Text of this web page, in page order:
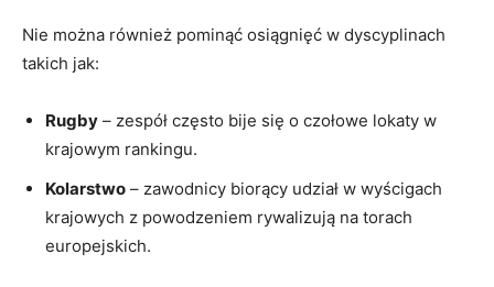
Nie można również pominąć osiągnięć w dyscyplinach
takich jak:
Rugby – zespół często bije się o czołowe lokaty w
krajowym rankingu.
Kolarstwo – zawodnicy biorący udział w wyścigach
krajowych z powodzeniem rywalizują na torach
europejskich.